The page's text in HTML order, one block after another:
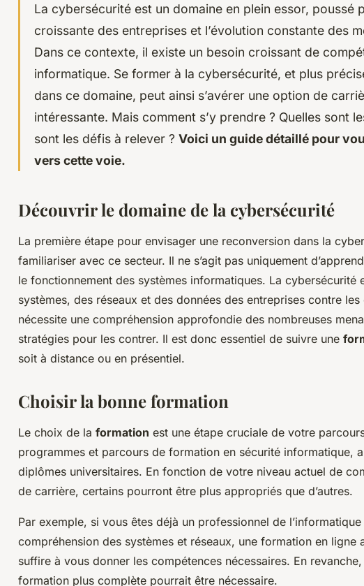
La cybersécurité est un domaine en plein essor, poussé
croissante des entreprises et l’évolution constante des
Dans ce contexte, il existe un besoin croissant de
informatique. Se former à la cybersécurité, et plus
dans ce domaine, peut ainsi s’avérer une option de
intéressante. Mais comment s’y prendre ? Quelles sont
sont les défis à relever ? Voici un guide détaillé pour
vers cette voie.
Découvrir le domaine de la cybersécurité
La première étape pour envisager une reconversion dans la
familiariser avec ce secteur. Il ne s’agit pas uniquement
le fonctionnement des systèmes informatiques. La cybersécurité
systèmes, des réseaux et des données des entreprises contre
nécessite une compréhension approfondie des nombreuses
stratégies pour les contrer. Il est donc essentiel de suivre une
soit à distance ou en présentiel.
Choisir la bonne formation
Le choix de la formation est une étape cruciale de votre
programmes et parcours de formation en sécurité informatique,
diplômes universitaires. En fonction de votre niveau actuel de
de carrière, certains pourront être plus appropriés que d’autres.
Par exemple, si vous êtes déjà un professionnel de
compréhension des systèmes et réseaux, une formation en ligne
suffire à vous donner les compétences nécessaires. En
formation plus complète pourrait être nécessaire.